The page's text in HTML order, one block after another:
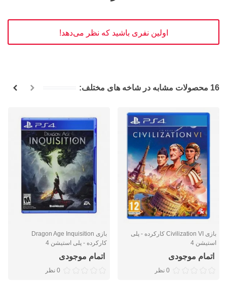
اولین نفری باشید که نظر می‌دهد!
16 محصولات مشابه در شاخه های مختلف:
بازی Civilization VI کارکرده - پلی
استیشن 4
اتمام موجودی
0 نظر
بازی Dragon Age Inquisition
کارکرده - پلی استیشن 4
اتمام موجودی
0 نظر